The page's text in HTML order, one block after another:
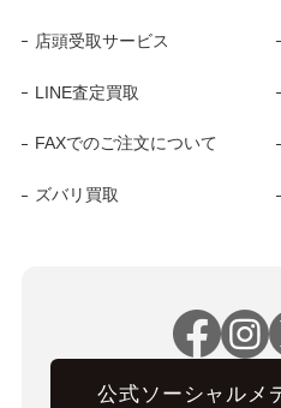
店頭受取サービス
LINE査定買取
FAXでのご注文について
ズバリ買取
公式ソーシャルメ